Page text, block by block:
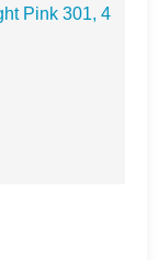
Pink 301, 4